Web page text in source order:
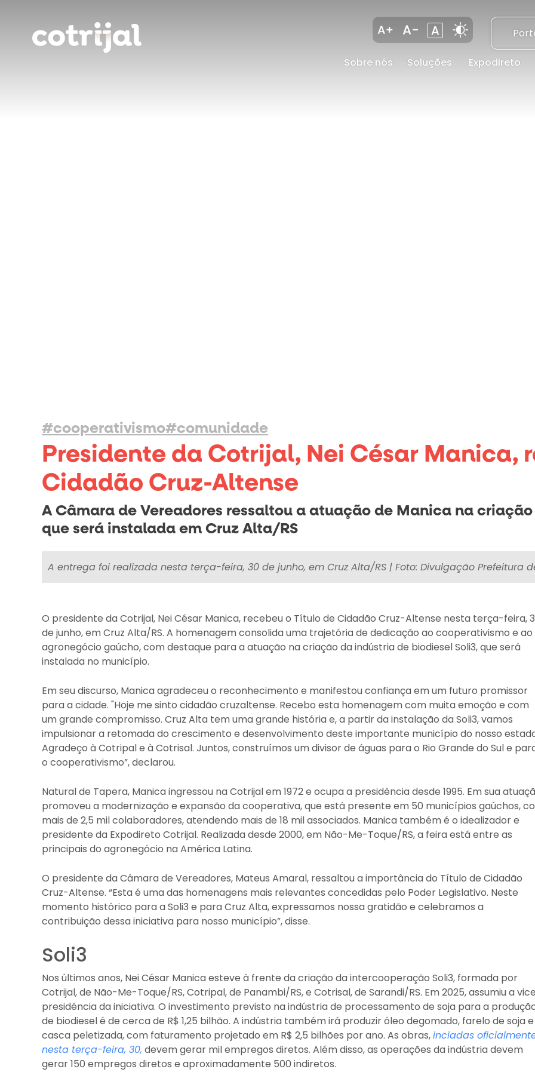
Sobre nós Soluções Expodireto
#cooperativismo#comunidade
Presidente da Cotrijal, Nei César Manica,
Cidadão Cruz-Altense
A Câmara de Vereadores ressaltou a atuação de Manica na
que será instalada em Cruz Alta/RS
A entrega foi realizada nesta terça-feira, 30 de junho, em Cruz Alta/RS | Foto: Divulgação Prefeitura
O presidente da Cotrijal, Nei César Manica, recebeu o Título de Cidadão Cruz-Altense nesta terça-feira,
de junho, em Cruz Alta/RS. A homenagem consolida uma trajetória de dedicação ao cooperativismo e ao
agronegócio gaúcho, com destaque para a atuação na criação da indústria de biodiesel Soli3, que será
instalada no município.
Em seu discurso, Manica agradeceu o reconhecimento e manifestou confiança em um futuro promissor
para a cidade. "Hoje me sinto cidadão cruzaltense. Recebo esta homenagem com muita emoção e com
um grande compromisso. Cruz Alta tem uma grande história e, a partir da instalação da Soli3, vamos
impulsionar a retomada do crescimento e desenvolvimento deste importante município do nosso
Agradeço à Cotripal e à Cotrisal. Juntos, construímos um divisor de águas para o Rio Grande do Sul e
o cooperativismo”, declarou.
Natural de Tapera, Manica ingressou na Cotrijal em 1972 e ocupa a presidência desde 1995. Em sua
promoveu a modernização e expansão da cooperativa, que está presente em 50 municípios gaúchos,
mais de 2,5 mil colaboradores, atendendo mais de 18 mil associados. Manica também é o idealizador e
presidente da Expodireto Cotrijal. Realizada desde 2000, em Não-Me-Toque/RS, a feira está entre as
principais do agronegócio na América Latina.
O presidente da Câmara de Vereadores, Mateus Amaral, ressaltou a importância do Título de Cidadão
Cruz-Altense. “Esta é uma das homenagens mais relevantes concedidas pelo Poder Legislativo. Neste
momento histórico para a Soli3 e para Cruz Alta, expressamos nossa gratidão e celebramos a
contribuição dessa iniciativa para nosso município”, disse.
Soli3
Nos últimos anos, Nei César Manica esteve à frente da criação da intercooperação Soli3, formada por
Cotrijal, de Não-Me-Toque/RS, Cotripal, de Panambi/RS, e Cotrisal, de Sarandi/RS. Em 2025, assumiu a
presidência da iniciativa. O investimento previsto na indústria de processamento de soja para a
de biodiesel é de cerca de R$ 1,25 bilhão. A indústria também irá produzir óleo degomado, farelo de soja e
casca peletizada, com faturamento projetado em R$ 2,5 bilhões por ano. As obras,inciadas
nesta terça-feira, 30, devem gerar mil empregos diretos. Além disso, as operações da indústria devem
gerar 150 empregos diretos e aproximadamente 500 indiretos.